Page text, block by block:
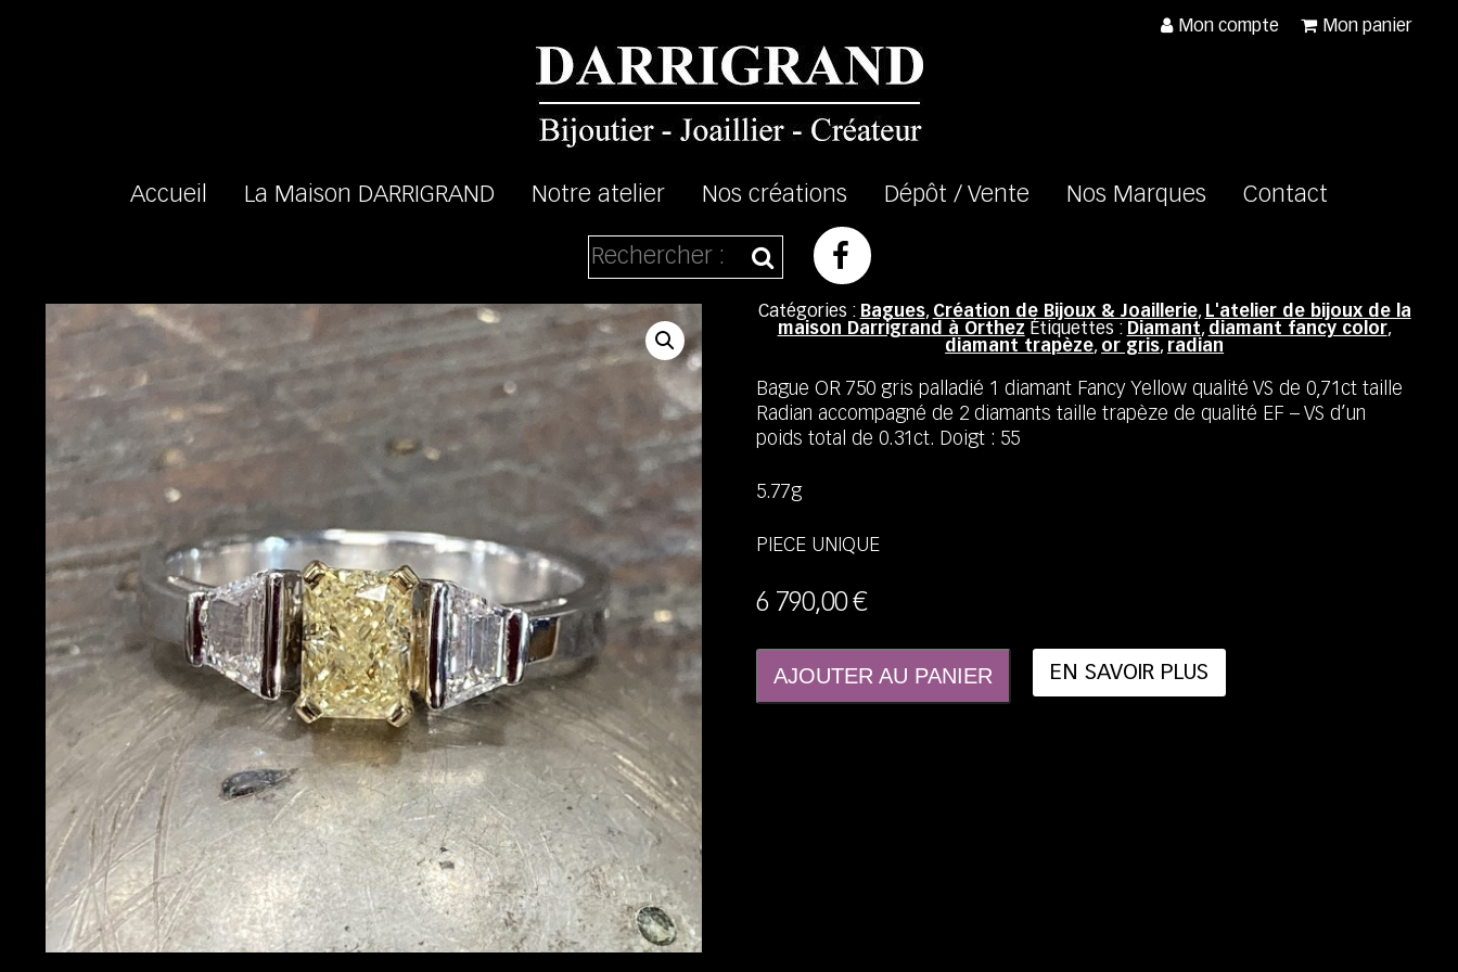
Mon compte Mon panier
Accueil La Maison DARRIGRAND Notre atelier Nos créations Dépôt / Vente Nos Marques Contact
Catégories : Bagues, Création de Bijoux & Joaillerie, L'atelier de bijoux de la
maison Darrigrand à Orthez Étiquettes : Diamant, diamant fancy color,
diamant trapèze, or gris, radian
Bague OR 750 gris palladié 1 diamant Fancy Yellow qualité VS de 0,71ct taille
Radian accompagné de 2 diamants taille trapèze de qualité EF – VS d’un
poids total de 0.31ct. Doigt : 55
5.77g
PIECE UNIQUE
6 790,00 €
AJOUTER AU PANIER EN SAVOIR PLUS